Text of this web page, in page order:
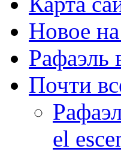
Новое
Рафаэль
Почти
el